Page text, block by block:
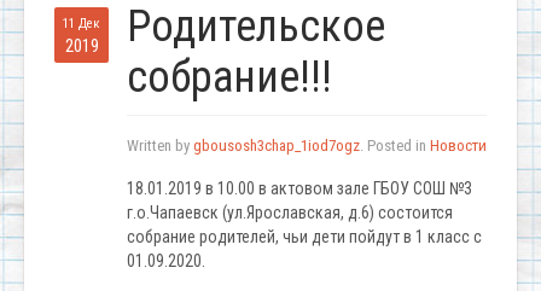
11 Дек
2019
Родительское
собрание!!!
Written by gbousosh3chap_1iod7ogz. Posted in Новости
18.01.2019 в 10.00 в актовом зале ГБОУ СОШ №3
г.о.Чапаевск (ул.Ярославская, д.6) состоится
собрание родителей, чьи дети пойдут в 1 класс с
01.09.2020.